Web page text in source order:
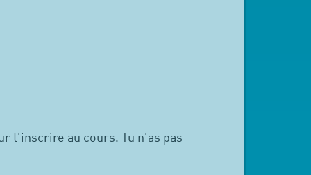
t'inscrire au cours. Tu n'as pas